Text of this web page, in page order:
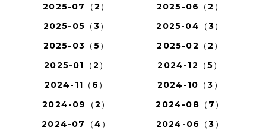
2025-07（2）
2025-06（2）
2025-05（3）
2025-04（3）
2025-03（5）
2025-02（2）
2025-01（2）
2024-12（5）
2024-11（6）
2024-10（3）
2024-09（2）
2024-08（7）
2024-07（4）
2024-06（3）